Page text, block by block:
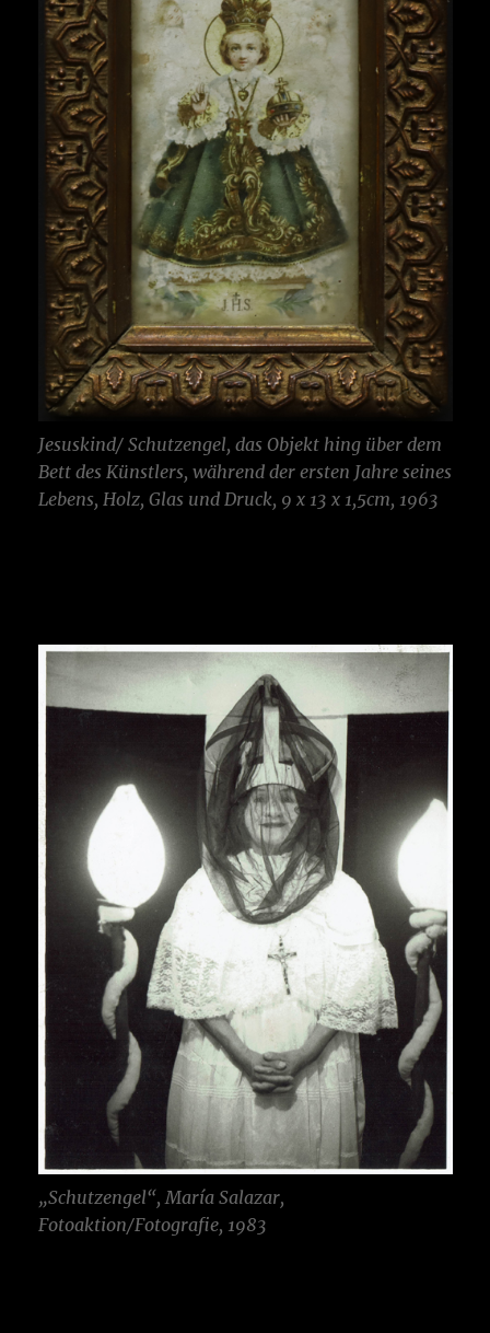
Jesuskind/ Schutzengel, das Objekt hing über dem
Bett des Künstlers, während der ersten Jahre seines
Lebens, Holz, Glas und Druck, 9 x 13 x 1,5cm, 1963
„Schutzengel“, María Salazar,
Fotoaktion/Fotografie, 1983